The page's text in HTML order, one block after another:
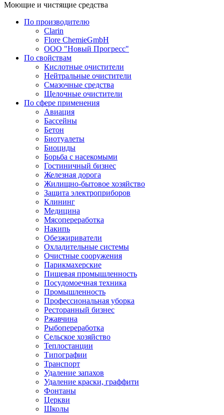
Моющие и чистящие средства
По производителю
Clarin
Flore ChemieGmbH
ООО "Новый Прогресс"
По свойствам
Кислотные очистители
Нейтральные очистители
Смазочные средства
Щелочные очистители
По сфере применения
Авиация
Бассейны
Бетон
Биотуалеты
Биоциды
Борьба с насекомыми
Гостиничный бизнес
Железная дорога
Жилищно-бытовое хозяйство
Защита электроприборов
Клининг
Медицина
Мясопереработка
Накипь
Обезжириватели
Охладительные системы
Очистные сооружения
Парикмахерские
Пищевая промышленность
Посудомоечная техника
Промышленность
Профессиональная уборка
Ресторанный бизнес
Ржавчина
Рыбопереработка
Сельское хозяйство
Теплостанции
Типографии
Транспорт
Удаление запахов
Удаление краски, граффити
Фонтаны
Церкви
Школы